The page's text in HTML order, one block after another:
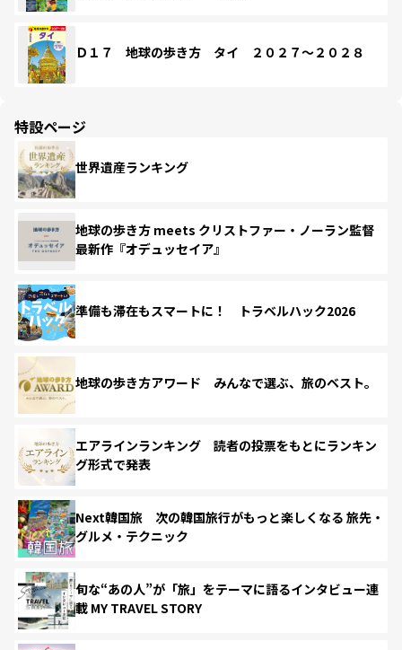
Ｄ１７ 地球の歩き方 タイ ２０２７～２０２８
特設ページ
世界遺産ランキング
地球の歩き方 meets クリストファー・ノーラン監督
最新作『オデュッセイア』
準備も滞在もスマートに！ トラベルハック2026
地球の歩き方アワード みんなで選ぶ、旅のベスト。
エアラインランキング 読者の投票をもとにランキン
グ形式で発表
Next韓国旅 次の韓国旅行がもっと楽しくなる 旅先・
グルメ・テクニック
旬な“あの人”が「旅」をテーマに語るインタビュー連
載 MY TRAVEL STORY